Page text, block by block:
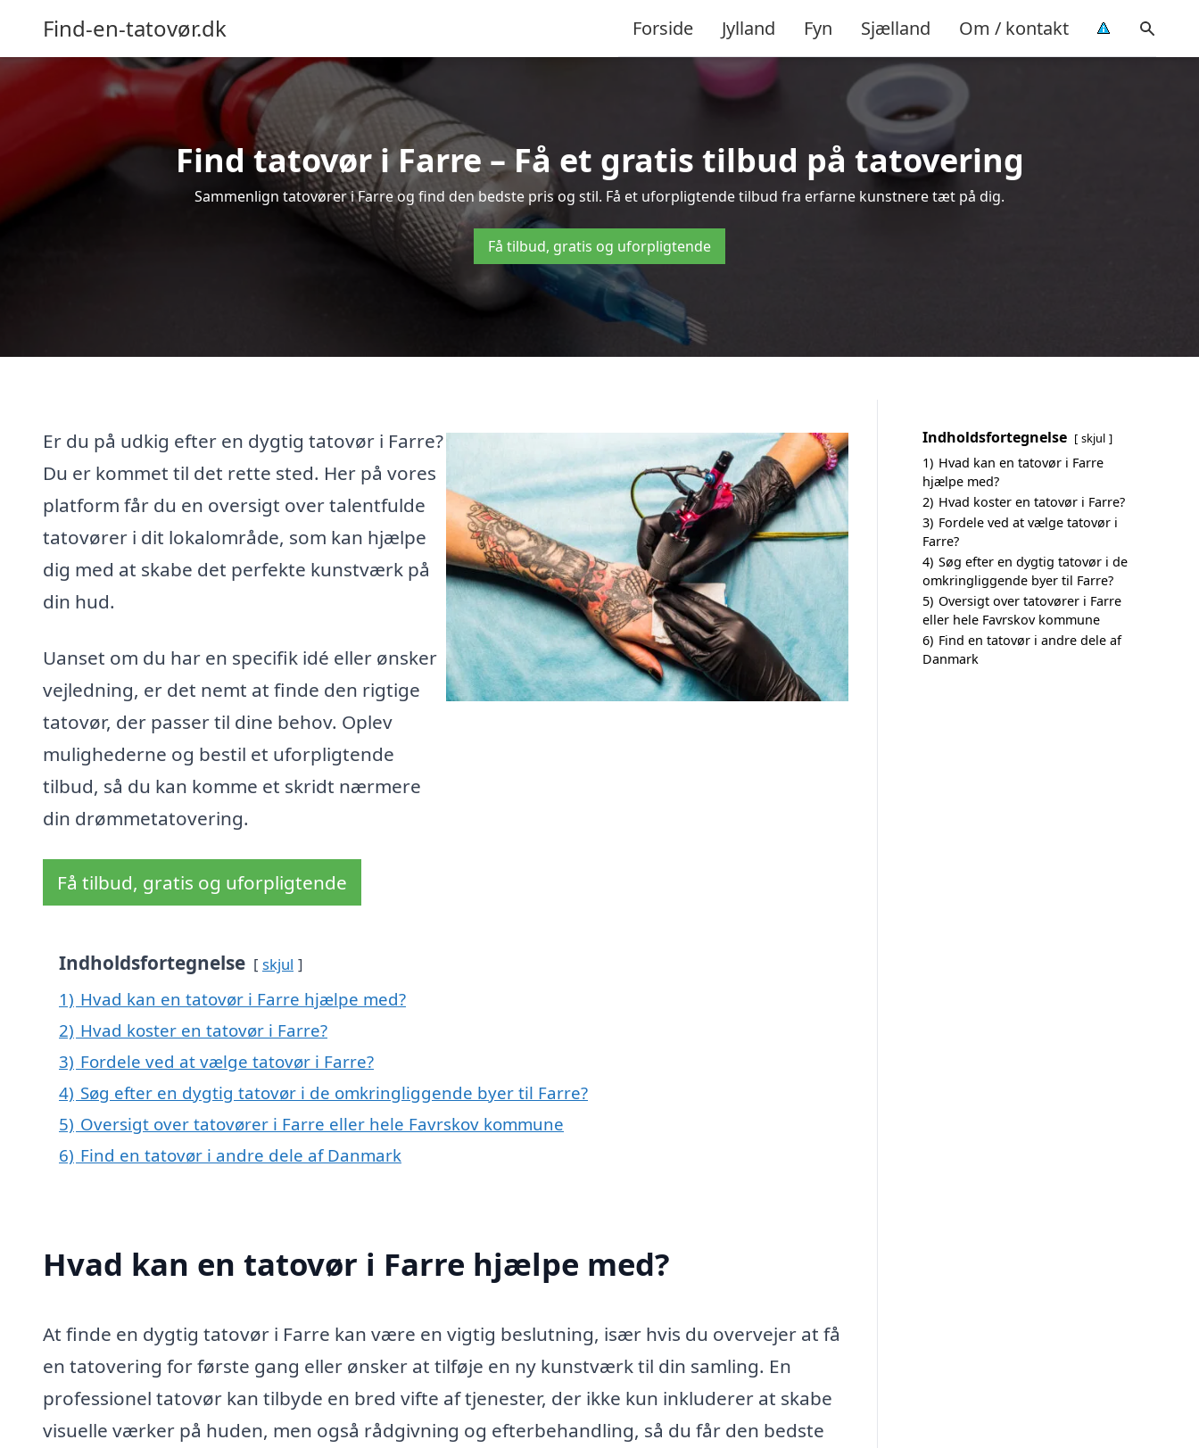
Find-en-tatovør.dk Forside Jylland Fyn Sjælland Om / kontakt
Find tatovør i Farre – Få et gratis tilbud på tatovering
Sammenlign tatovører i Farre og find den bedste pris og stil. Få et uforpligtende tilbud fra erfarne kunstnere tæt på dig.
Få tilbud, gratis og uforpligtende
Er du på udkig efter en dygtig tatovør i Farre?
Du er kommet til det rette sted. Her på vores
platform får du en oversigt over talentfulde
tatovører i dit lokalområde, som kan hjælpe
dig med at skabe det perfekte kunstværk på
din hud.
Uanset om du har en specifik idé eller ønsker
vejledning, er det nemt at finde den rigtige
tatovør, der passer til dine behov. Oplev
mulighederne og bestil et uforpligtende
tilbud, så du kan komme et skridt nærmere
din drømmetatovering.
Få tilbud, gratis og uforpligtende
Indholdsfortegnelse skjul
1) Hvad kan en tatovør i Farre hjælpe med?
2) Hvad koster en tatovør i Farre?
3) Fordele ved at vælge tatovør i Farre?
4) Søg efter en dygtig tatovør i de omkringliggende byer til Farre?
5) Oversigt over tatovører i Farre eller hele Favrskov kommune
6) Find en tatovør i andre dele af Danmark
Hvad kan en tatovør i Farre hjælpe med?
At finde en dygtig tatovør i Farre kan være en vigtig beslutning, især hvis du overvejer at få
en tatovering for første gang eller ønsker at tilføje en ny kunstværk til din samling. En
professionel tatovør kan tilbyde en bred vifte af tjenester, der ikke kun inkluderer at skabe
visuelle værker på huden, men også rådgivning og efterbehandling, så du får den bedste
Indholdsfortegnelse skjul
1) Hvad kan en tatovør i Farre
hjælpe med?
2) Hvad koster en tatovør i Farre?
3) Fordele ved at vælge tatovør i
Farre?
4) Søg efter en dygtig tatovør i de
omkringliggende byer til Farre?
5) Oversigt over tatovører i Farre
eller hele Favrskov kommune
6) Find en tatovør i andre dele af
Danmark